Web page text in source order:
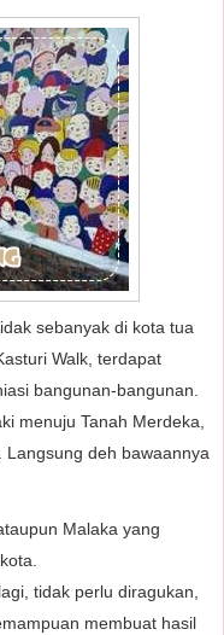
sebanyak di kota tua
Walk, terdapat
bangunan-bangunan.
menuju Tanah Merdeka,
Langsung deh bawaannya
Malaka yang
tidak perlu diragukan,
membuat hasil